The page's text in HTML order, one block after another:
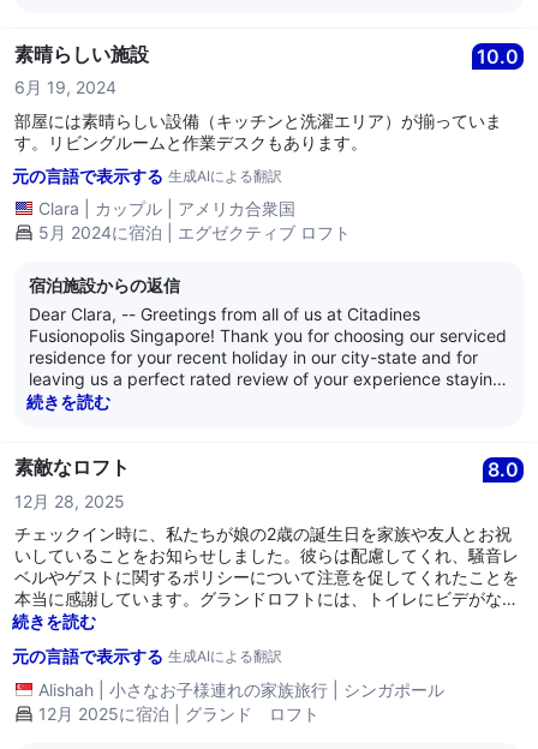
We truly appreciate your kind feedback and look forward to
welcoming you and your family back for another exceptional
stay. - We are at your service, and we wish all of you well. -
Kind regards, - The management of Citadines Fusionopolis
Singapore
素晴らしい施設 10.0
6月 19, 2024
部屋には素晴らしい設備（キッチンと洗濯エリア）が揃っていま
す。リビングルームと作業デスクもあります。
元の言語で表示する 生成AIによる翻訳
Clara カップル
アメリカ合衆国
5月 2024に宿泊 | エグゼクティブ ロフト
宿泊施設からの返信
Dear Clara, -- Greetings from all of us at Citadines
Fusionopolis Singapore! Thank you for choosing our serviced
residence for your recent holiday in our city-state and for
leaving us a perfect rated review of your experience staying
with us. – We are delighted you and your partner had a great
boost every time we receive positive reviews like this as it
truly inspires all of us to constantly strive for excellence and
provide the best services, facilities and products in our
industry. -- With your recent stay with us, all of us earnestly
hope Citadines Fusionopolis will remain as your choice
lodging whenever you and your partner are back in our city-
state. We earnestly look forward to being of service to you
and your partner again. --- We are at your service, and we
wish both of you well. --- Kind regards, The management of
Citadines Fusionopolis Singapore
続きを読む
素敵なロフト 8.0
12月 28, 2025
チェックイン時に、私たちが娘の2歳の誕生日を家族や友人とお祝
いしていることをお知らせしました。彼らは配慮してくれ、騒音レ
ベルやゲストに関するポリシーについて注意を促してくれたことを
本当に感謝しています。グランドロフトには、トイレにビデがなか
ったことを除けば、必要なものがすべて揃っていました。アスコッ
ト、頼むよ…… 私たちはバルコニーで過ごすのが大好きでした。風
がとても強く、素晴らしい景色でした。エリアも静かでした。MRT
と下のモールにあるコールドストレージのスーパーマーケットへの
アクセスも簡単でした。
続きを読む
元の言語で表示する 生成AIによる翻訳
Alishah 小さなお子様連れの家族旅行
シンガポール
12月 2025に宿泊 | グランド ロフト